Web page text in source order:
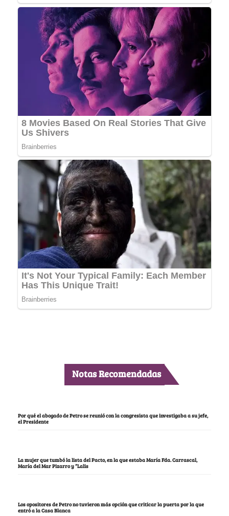
Notas Recomendadas
Por qué el abogado de Petro se reunió con la congresista que investigaba a su jefe,
el Presidente
La mujer que tumbó la lista del Pacto, en la que estaba María Fda. Carrascal,
María del Mar Pizarro y “Lalis
Los opositores de Petro no tuvieron más opción que criticar la puerta por la que
entró a la Casa Blanca